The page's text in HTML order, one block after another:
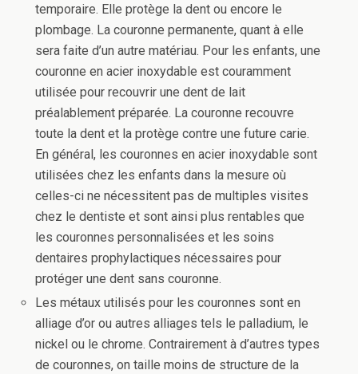
temporaire. Elle protège la dent ou encore le
plombage. La couronne permanente, quant à elle
sera faite d’un autre matériau. Pour les enfants, une
couronne en acier inoxydable est couramment
utilisée pour recouvrir une dent de lait
préalablement préparée. La couronne recouvre
toute la dent et la protège contre une future carie.
En général, les couronnes en acier inoxydable sont
utilisées chez les enfants dans la mesure où
celles-ci ne nécessitent pas de multiples visites
chez le dentiste et sont ainsi plus rentables que
les couronnes personnalisées et les soins
dentaires prophylactiques nécessaires pour
protéger une dent sans couronne.
Les métaux utilisés pour les couronnes sont en
alliage d’or ou autres alliages tels le palladium, le
nickel ou le chrome. Contrairement à d’autres types
de couronnes, on taille moins de structure de la